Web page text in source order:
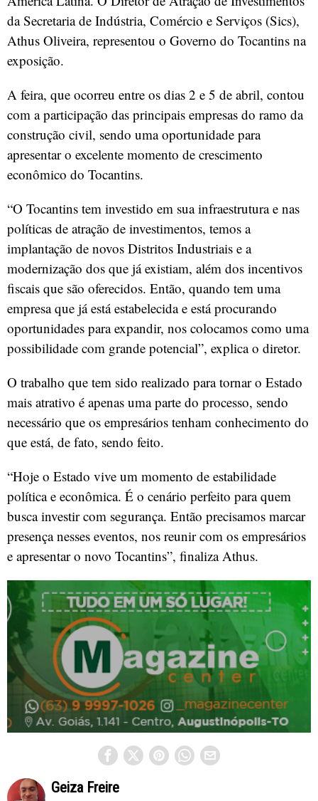
da Secretaria de Indústria, Comércio e Serviços (Sics),
Athus Oliveira, representou o Governo do Tocantins na
exposição.
A feira, que ocorreu entre os dias 2 e 5 de abril, contou
com a participação das principais empresas do ramo da
construção civil, sendo uma oportunidade para
apresentar o excelente momento de crescimento
econômico do Tocantins.
“O Tocantins tem investido em sua infraestrutura e nas
políticas de atração de investimentos, temos a
implantação de novos Distritos Industriais e a
modernização dos que já existiam, além dos incentivos
fiscais que são oferecidos. Então, quando tem uma
empresa que já está estabelecida e está procurando
oportunidades para expandir, nos colocamos como uma
possibilidade com grande potencial”, explica o diretor.
O trabalho que tem sido realizado para tornar o Estado
mais atrativo é apenas uma parte do processo, sendo
necessário que os empresários tenham conhecimento do
que está, de fato, sendo feito.
“Hoje o Estado vive um momento de estabilidade
política e econômica. É o cenário perfeito para quem
busca investir com segurança. Então precisamos marcar
presença nesses eventos, nos reunir com os empresários
e apresentar o novo Tocantins”, finaliza Athus.
Geiza Freire